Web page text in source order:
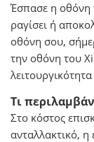
Έσπασε η οθόνη
ραγίσει ή
οθόνη σου,
την οθόνη του
Τι
Στο κόστος
ανταλλακτικό,